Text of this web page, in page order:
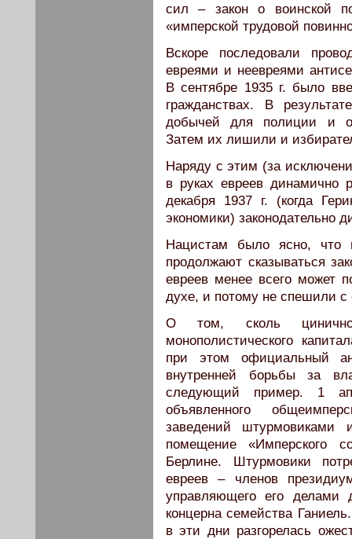
сил – закон о воинской
«имперской трудовой
Вскоре последовали
евреями и неевреями
В сентябре 1935 г. было
гражданствах. В
добычей для полиции и
Затем их лишили и
Наряду с этим (за
в руках евреев динамично
декабря 1937 г. (когда
экономики) законодательно
Нацистам было ясно, что
продолжают сказываться
евреев менее всего может
духе, и потому не спешили с
О том, сколь цинично
монополистического
при этом официальный
внутренней борьбы за
следующий пример. 1
объявленного
заведений
помещение «Имперского
Берлине. Штурмовики
евреев – членов
управляющего его делами
концерна семейства
в эти дни разгорелась